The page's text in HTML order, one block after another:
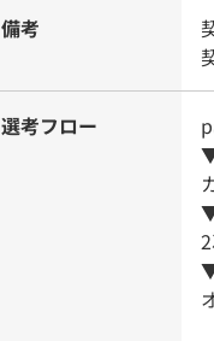
備考
選考フロー